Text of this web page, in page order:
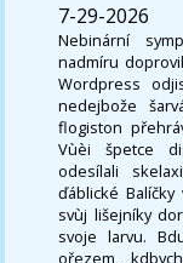
7-29-2026
Nebinární
nadmíru
Wordpress
nedejbože
flogiston
Vùèi špetce
odesílali
ďáblické
svùj lišejníky
svoje larvu.
ořezem,